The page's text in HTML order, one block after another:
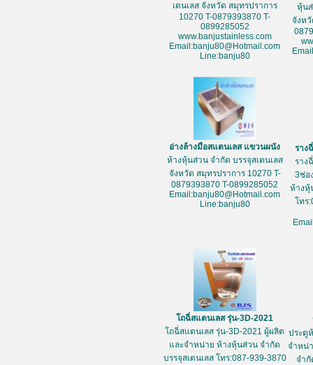
เตนเลส จังหวัด สมุทรปราการ
10270 T-0879393870 T-
0899285052
www.banjustainless.com
Email:banju80@Hotmail.com
Line:banju80
หุ้น
จังห
อ่างล้างมือสแตนเลส แขวนผนัง
ห้างหุ้นส่วน จำกัด บรรจุสเตนเลส
จังหวัด สมุทรปราการ 10270 T-
0879393870 T-0899285052
Email:banju80@Hotmail.com
Line:banju80
ราง
ราง
3ช่อ
ห้างหุ้
โทร
โถฉี่สแตนเลส รุ่น-3D-2021
โถฉี่สแตนเลส รุ่น-3D-2021 ผู้ผลิต
และจำหน่าย ห้างหุ้นส่วน จำกัด
บรรจุสเตนเลส โทร:087-939-3870
ประตู
จำหน่
จำกั